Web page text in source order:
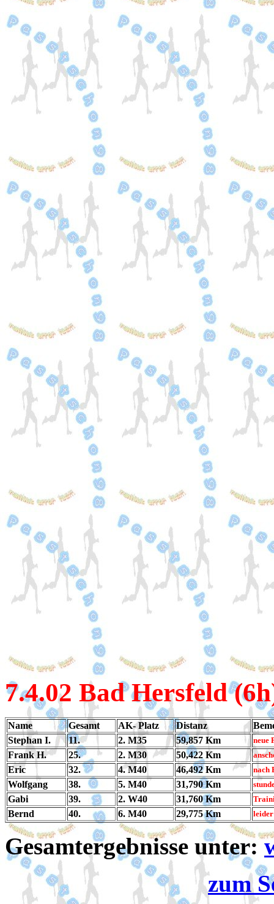
7.4.02 Bad Hersfeld
Name Gesamt AK- Platz Distanz
Stephan I.
11. 2. M35 59,857 Km neue
Frank H. 25. 2. M30 50,422 Km
Eric 32. 4. M40 46,492 Km nach
Wolfgang 38. 5. M40 31,790 Km
Gabi 39. 2. W40 31,760 Km
Bernd 40. 6. M40 29,775 Km
Gesamtergebnisse unter:
zum